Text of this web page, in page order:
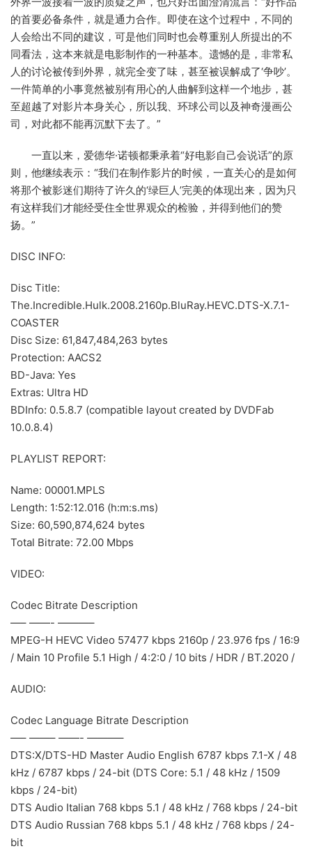
的首要必备条件，就是通力合作。即使在这个过程中，不同的
人会给出不同的建议，可是他们同时也会尊重别人所提出的不
同看法，这本来就是电影制作的一种基本。遗憾的是，非常私
人的讨论被传到外界，就完全变了味，甚至被误解成了‘争吵’。
一件简单的小事竟然被别有用心的人曲解到这样一个地步，甚
至超越了对影片本身关心，所以我、环球公司以及神奇漫画公
司，对此都不能再沉默下去了。”
一直以来，爱德华·诺顿都秉承着“好电影自己会说话”的原
则，他继续表示：“我们在制作影片的时候，一直关心的是如何
将那个被影迷们期待了许久的‘绿巨人’完美的体现出来，因为只
有这样我们才能经受住全世界观众的检验，并得到他们的赞
扬。”
DISC INFO:
Disc Title:
The.Incredible.Hulk.2008.2160p.BluRay.HEVC.DTS-X.7.1-
COASTER
Disc Size: 61,847,484,263 bytes
Protection: AACS2
BD-Java: Yes
Extras: Ultra HD
BDInfo: 0.5.8.7 (compatible layout created by DVDFab
10.0.8.4)
PLAYLIST REPORT:
Name: 00001.MPLS
Length: 1:52:12.016 (h:m:s.ms)
Size: 60,590,874,624 bytes
Total Bitrate: 72.00 Mbps
VIDEO:
Codec Bitrate Description
—– ——- ———–
MPEG-H HEVC Video 57477 kbps 2160p / 23.976 fps / 16:9
/ Main 10 Profile 5.1 High / 4:2:0 / 10 bits / HDR / BT.2020 /
AUDIO:
Codec Language Bitrate Description
—– ——– ——- ———–
DTS:X/DTS-HD Master Audio English 6787 kbps 7.1-X / 48
kHz / 6787 kbps / 24-bit (DTS Core: 5.1 / 48 kHz / 1509
kbps / 24-bit)
DTS Audio Italian 768 kbps 5.1 / 48 kHz / 768 kbps / 24-bit
DTS Audio Russian 768 kbps 5.1 / 48 kHz / 768 kbps / 24-
bit